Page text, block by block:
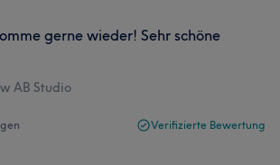
gerne wieder! Sehr schöne
AB Studio
Verifizierte Bewertung